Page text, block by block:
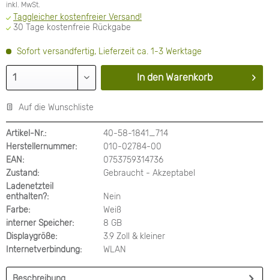
inkl. MwSt.
Taggleicher kostenfreier Versand!
30 Tage kostenfreie Rückgabe
Sofort versandfertig, Lieferzeit ca. 1-3 Werktage
In den Warenkorb
Auf die Wunschliste
Artikel-Nr.:
40-58-1841_714
Herstellernummer:
010-02784-00
EAN:
0753759314736
Zustand:
Gebraucht - Akzeptabel
Ladenetzteil
enthalten?:
Nein
Farbe:
Weiß
interner Speicher:
8 GB
Displaygröße:
3.9 Zoll & kleiner
Internetverbindung:
WLAN